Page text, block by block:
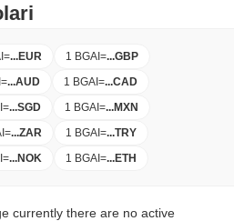
=...EUR 1 BGAI=...GBP
=...AUD 1 BGAI=...CAD
=...SGD 1 BGAI=...MXN
=...ZAR 1 BGAI=...TRY
=...NOK 1 BGAI=...ETH
currently there are no active